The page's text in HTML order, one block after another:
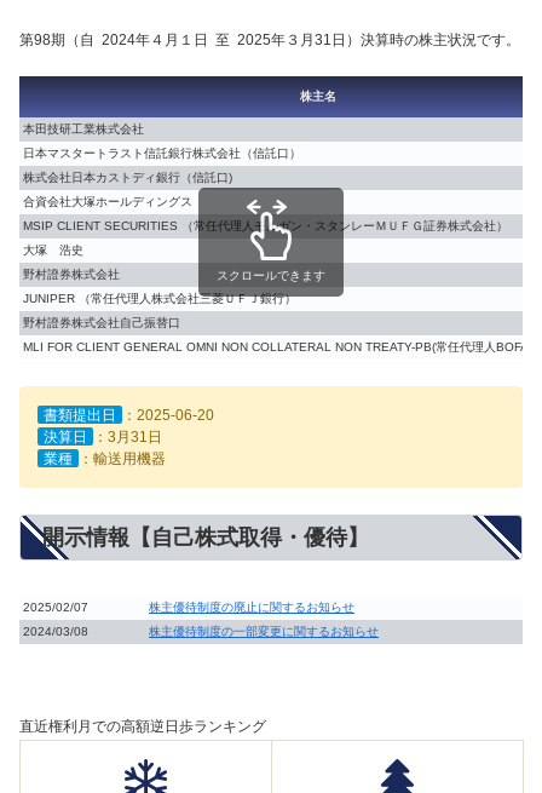
第98期（自 2024年４月１日 至 2025年３月31日）決算時の株主状況です。
株主名
本田技研工業株式会社
日本マスタートラスト信託銀行株式会社（信託口）
株式会社日本カストディ銀行（信託口)
合資会社大塚ホールディングス
MSIP CLIENT SECURITIES （常任代理人モルガン・スタンレーＭＵＦＧ証券株式会社）
大塚 浩史
野村證券株式会社
JUNIPER （常任代理人株式会社三菱ＵＦＪ銀行）
野村證券株式会社自己振替口
MLI FOR CLIENT GENERAL OMNI NON COLLATERAL NON TREATY-PB(常任代理人BOFA
スクロールできます
書類提出日
：2025-06-20
決算日
：3月31日
業種
：輸送用機器
開示情報【自己株式取得・優待】
2025/02/07
株主優待制度の廃止に関するお知らせ
2024/03/08
株主優待制度の一部変更に関するお知らせ
直近権利月での高額逆日歩ランキング